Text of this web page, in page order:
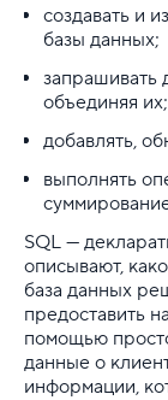
Что такое
...
Хостинг
создавать и
базы данных;
запрашивать
объединяя их;
добавлять,
выполнять
SQL —
описывают,
база данных
предоставить
помощью
данные о
информации,